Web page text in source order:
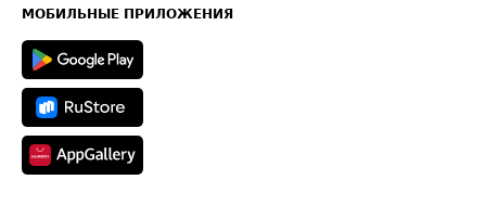
Техническая информация
МОБИЛЬНЫЕ ПРИЛОЖЕНИЯ